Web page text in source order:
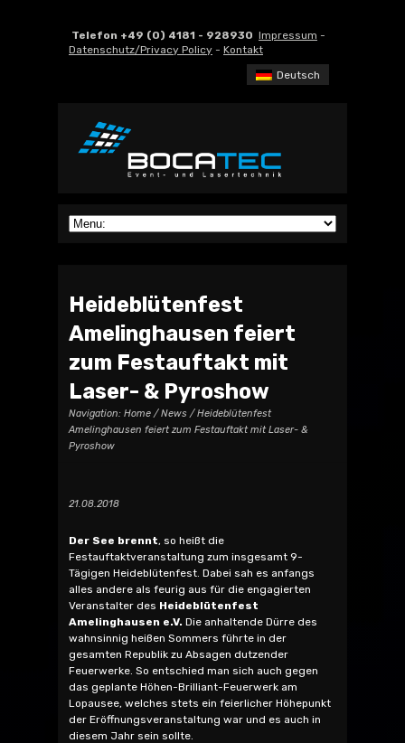
Telefon +49 (0) 4181 - 928930 Impressum -
Datenschutz/Privacy Policy - Kontakt
Deutsch
Heideblütenfest
Amelinghausen feiert
zum Festauftakt mit
Laser- & Pyroshow
Navigation: Home /News / Heideblütenfest
Amelinghausen feiert zum Festauftakt mit Laser- &
Pyroshow
21.08.2018
Der See brennt, so heißt die
Festauftaktveranstaltung zum insgesamt 9-
Tägigen Heideblütenfest. Dabei sah es anfangs
alles andere als feurig aus für die engagierten
Veranstalter des Heideblütenfest
Amelinghausen e.V. Die anhaltende Dürre des
wahnsinnig heißen Sommers führte in der
gesamten Republik zu Absagen dutzender
Feuerwerke. So entschied man sich auch gegen
das geplante Höhen-Brilliant-Feuerwerk am
Lopausee, welches stets ein feierlicher Höhepunkt
der Eröffnungsveranstaltung war und es auch in
diesem Jahr sein sollte.